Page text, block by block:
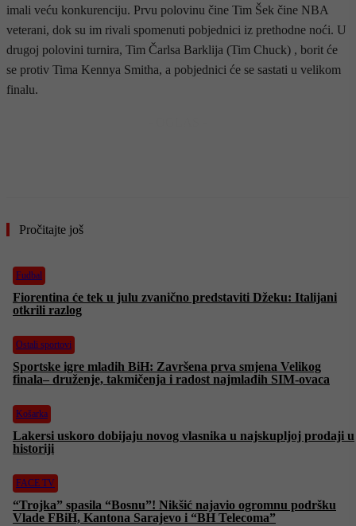
imali veću konkurenciju. Prvu polovinu čine Tim Šek čine NBA
veterani, dok su im rivali spomenuti pobjednici iz prethodne noći. U
drugoj polovini turnira, Tim Čarlsa Barklija (Tim Chuck) , borit će
se protiv Tima Kennya Smitha, a pobjednici će se sastati u velikom
finalu.
Pročitajte još
Fudbal
Fiorentina će tek u julu zvanično predstaviti Džeku: Italijani
otkrili razlog
Ostali sportovi
Sportske igre mladih BiH: Završena prva smjena Velikog
finala– druženje, takmičenja i radost najmlađih SIM-ovaca
Košarka
Lakersi uskoro dobijaju novog vlasnika u najskupljoj prodaji u
historiji
FACE TV
“Trojka” spasila “Bosnu”! Nikšić najavio ogromnu podršku
Vlade FBiH, Kantona Sarajevo i “BH Telecoma”